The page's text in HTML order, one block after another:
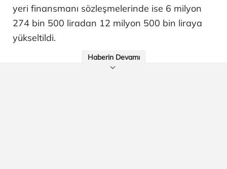
yeri finansmanı sözleşmelerinde ise 6 milyon
274 bin 500 liradan 12 milyon 500 bin liraya
yükseltildi.
Haberin Devamı